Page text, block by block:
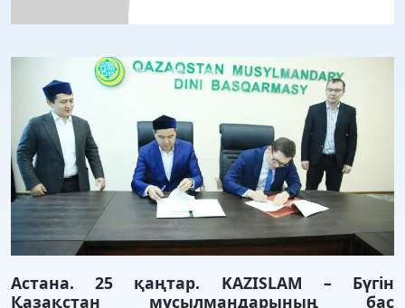
Астана. 25 қаңтар. KAZISLAM – Бүгін
Қазақстан мұсылмандарының бас